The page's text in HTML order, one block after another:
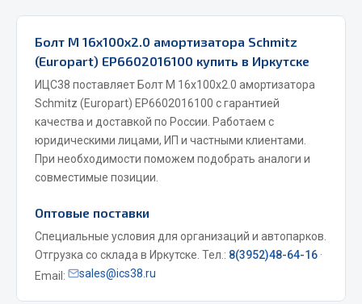
Система выпуска газа
Система охлаждения
Сцепление
Коробка передач
Показать ещё
Запчасти МАЗ
Болт М 16х100х2.0 амортизатора Schmitz
(Europart) EP6602016100 купить в Иркутске
ИЦС38 поставляет Болт М 16х100х2.0 амортизатора
Schmitz (Europart) EP6602016100 с гарантией
качества и доставкой по России. Работаем с
юридическими лицами, ИП и частными клиентами.
При необходимости поможем подобрать аналоги и
совместимые позиции.
Оптовые поставки
Специальные условия для организаций и автопарков.
Отгрузка со склада в Иркутске. Тел.: 8(3952)48-64-16 ·
Email:
sales@ics38.ru